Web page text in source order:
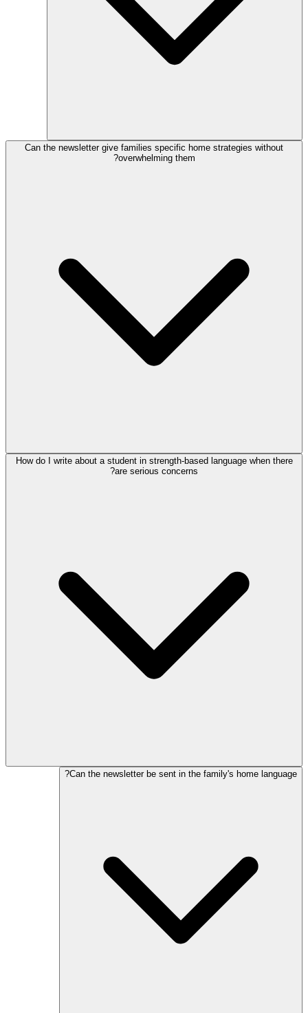
Can the newsletter give families specific home strategies without
overwhelming them?
How do I write about a student in strength-based language when there
are serious concerns?
Can the newsletter be sent in the family's home language?